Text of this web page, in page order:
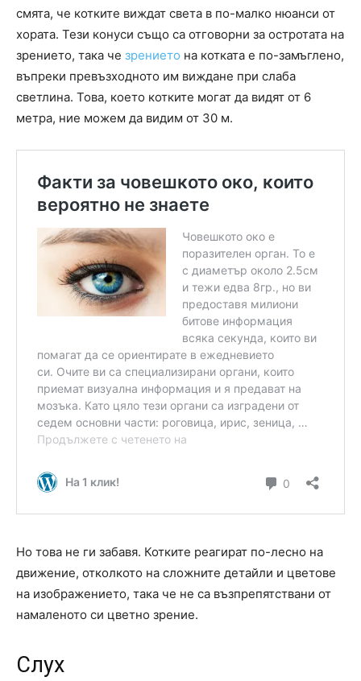
смята, че котките виждат света в по-малко нюанси от
хората. Тези конуси също са отговорни за остротата на
зрението, така че зрението на котката е по-замъглено,
въпреки превъзходното им виждане при слаба
светлина. Това, което котките могат да видят от 6
метра, ние можем да видим от 30 м.
Но това не ги забавя. Котките реагират по-лесно на
движение, отколкото на сложните детайли и цветове
на изображението, така че не са възпрепятствани от
намаленото си цветно зрение.
Слух